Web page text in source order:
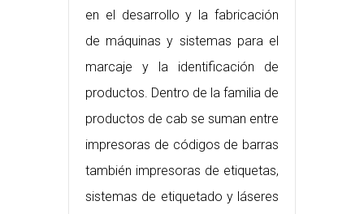
en el desarrollo y la fabricación
de máquinas y sistemas para el
marcaje y la identificación de
productos. Dentro de la familia de
productos de cab se suman entre
impresoras de códigos de barras
también impresoras de etiquetas,
sistemas de etiquetado y láseres